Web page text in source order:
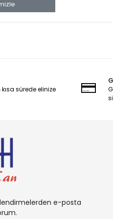
sürede elinize
e-posta